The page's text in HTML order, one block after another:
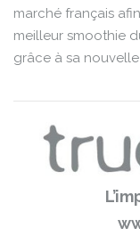
marché français
meilleur smoothie
grâce à sa